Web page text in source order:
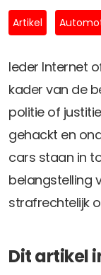
PSD2-me-
Privacybeleid
ANBI Status
Playlist
Artikel
Ieder Internet
kader van de
politie of
gehackt en
cars staan in
belangstelling
strafrechtelijk
Dit artikel